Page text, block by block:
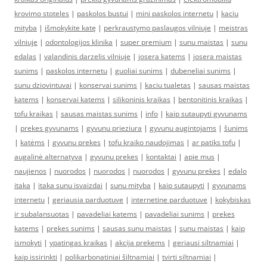
krovimo stoteles | paskolos bustui | mini paskolos internetu | kaciu
mityba | išmokykite katę | perkraustymo paslaugos vilniuje | meistras
vilniuje | odontologijos klinika | super premium | sunu maistas | sunu
edalas | valandinis darzelis vilniuje | josera katems | josera maistas
sunims | paskolos internetu | guoliai sunims | dubeneliai sunims |
sunu dziovintuvai | konservai sunims | kaciu tualetas | sausas maistas
katems | konservai katems | silikoninis kraikas | bentonitinis kraikas |
tofu kraikas | sausas maistas sunims | info | kaip sutaupyti gyvunams
| prekes gyvunams | gyvunu prieziura | gyvunu augintojams | šunims
| katėms | gyvunu prekes | tofu kraiko naudojimas | ar patiks tofu |
augalinė alternatyva | gyvunu prekes | kontaktai | apie mus |
naujienos | nuorodos | nuorodos | nuorodos | gyvunu prekes | edalo
itaka | itaka sunu isvaizdai | sunu mityba | kaip sutaupyti | gyvunams
internetu | geriausia parduotuve | internetine parduotuve | kokybiskas
ir subalansuotas | pavadeliai katems | pavadeliai sunims | prekes
katems | prekes sunims | sausas sunu maistas | sunu maistas | kaip
ismokyti | ypatingas kraikas | akcija prekems | geriausi siltnamiai |
kaip issirinkti | polikarbonatiniai šiltnamiai | tvirti siltnamiai |